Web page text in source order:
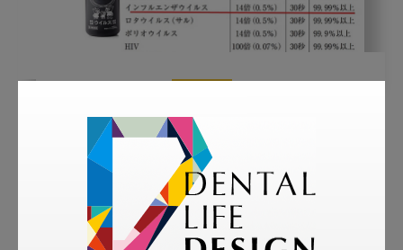
ウイズコロナの時代と対策 その
6 診療の前には、歯磨きをして
うがい薬で消毒
アフターコロナ対策